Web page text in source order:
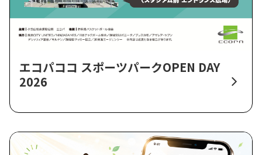
エコパココ スポーツパークOPEN DAY
2026